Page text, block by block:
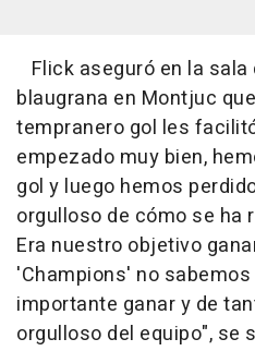
Flick aseguró en la
blaugrana en Montjuc
tempranero gol les
empezado muy bien,
gol y luego hemos
orgulloso de cómo se ha
Era nuestro objetivo
'Champions' no
importante ganar y de
orgulloso del equipo", se